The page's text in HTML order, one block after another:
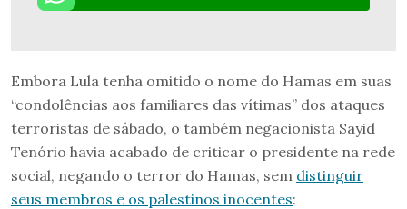
Embora Lula tenha omitido o nome do Hamas em suas
“condolências aos familiares das vítimas” dos ataques
terroristas de sábado, o também negacionista Sayid
Tenório havia acabado de criticar o presidente na rede
social, negando o terror do Hamas, sem distinguir
seus membros e os palestinos inocentes: